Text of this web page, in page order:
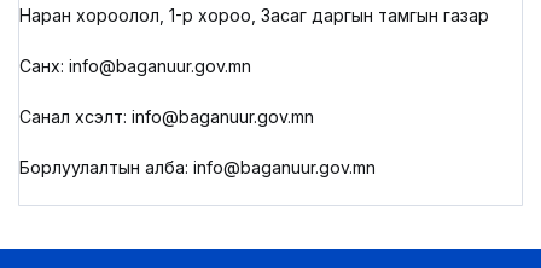
Наран хороолол, 1-р хороо, Засаг даргын тамгын газар
Санхүү: info@baganuur.gov.mn
Санал хүсэлт: info@baganuur.gov.mn
Борлуулалтын алба: info@baganuur.gov.mn